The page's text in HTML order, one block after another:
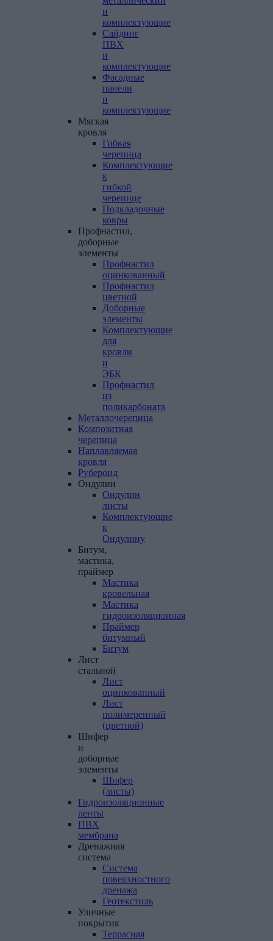
и
комплектующие
Сайдинг
ПВХ
и
комплектующие
Фасадные
панели
и
комплектующие
Мягкая
кровля
Гибкая
черепица
Комплектующие
к
гибкой
черепице
Подкладочные
ковры
Профнастил,
доборные
элементы
Профнастил
оцинкованный
Профнастил
цветной
Доборные
элементы
Комплектующие
для
кровли
и
ЭБК
Профнастил
из
поликарбоната
Металлочерепица
Композитная
черепица
Наплавляемая
кровля
Рубероид
Ондулин
Ондулин
листы
Комплектующие
к
Ондулину
Битум,
мастика,
праймер
Мастика
кровельная
Мастика
гидроизоляционная
Праймер
битумный
Битум
Лист
стальной
Лист
оцинкованный
Лист
полимеренный
(цветной)
Шифер
и
доборные
элементы
Шифер
(листы)
Гидроизоляционные
ленты
ПВХ
мембрана
Дренажная
система
Система
поверхностного
дренажа
Геотекстиль
Уличные
покрытия
Террасная